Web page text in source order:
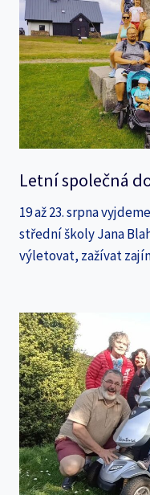
Letní společná
19 až 23. srpna
střední školy Jana
výletovat, zažívat